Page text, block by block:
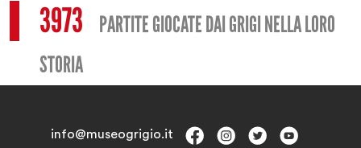
3973 PARTITE GIOCATE DAI GRIGI NELLA LORO
STORIA
info@museogrigio.it